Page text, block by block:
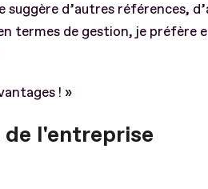
suggère d’autres références,
termes de gestion, je préfère
! »
l'entreprise